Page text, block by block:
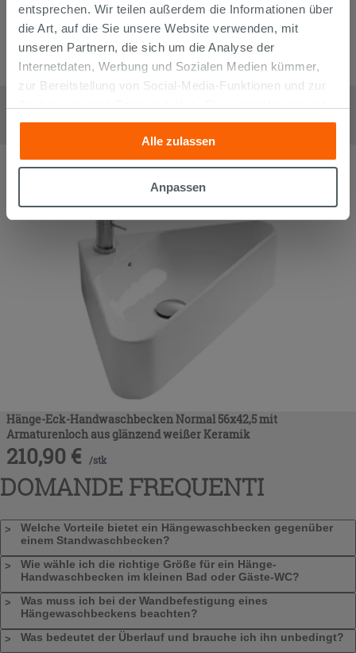
entsprechen. Wir teilen außerdem die Informationen über
die Art, auf die Sie unsere Website verwenden, mit
unseren Partnern, die sich um die Analyse der
Internetdaten, Werbung und Sozialen Medien kümmer,
zur Bereitstellung von Social-Media-Funktionen und zur
anderen Informationen, die Sie ihnen geliefert haben oder
die sie aufgrund Ihrer Verwendung ihrer Dienste
gesammelt haben, kombinieren. Falls Sie mehr wissen
möchten oder Ihre Zustimmung zu allen oder einigen
Zustimmung kann durch Klicken auf die Schaltfläche
„Cookies akzeptieren“ gegeben werden. Wenn Sie auf
die Schaltfläche "X" klicken, können Sie das Surfen erst
Alle zulassen
Anpassen
Linkes Hängewaschbecken Cosa Mini 48X25 aus Keramik Weiß
Glänzend
196,90€
Hänge-Eck-Handwaschbecken Normal 56x42,5 mit
Armaturenloch aus glänzend weißer Keramik
210,90 € /stk
DOMANDE FREQUENTI
Welche Vorteile bietet ein Hängewaschbecken gegenüber
einem Standwaschbecken?
Wie wähle ich die richtige Größe für ein Hänge-
Handwaschbecken im kleinen Bad oder Gäste-WC?
Was muss ich bei der Wandbefestigung eines
Hängewaschbeckens beachten?
Was bedeutet der Überlauf und brauche ich ihn unbedingt?